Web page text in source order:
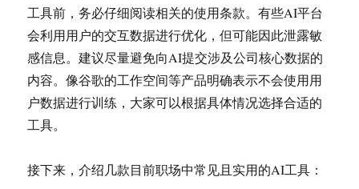
工具前，务必仔细阅读相关的使用条款。有些AI平台
会利用用户的交互数据进行优化，但可能因此泄露敏
感信息。建议尽量避免向AI提交涉及公司核心数据的
内容。像谷歌的工作空间等产品明确表示不会使用用
户数据进行训练，大家可以根据具体情况选择合适的
工具。
接下来，介绍几款目前职场中常见且实用的AI工具：